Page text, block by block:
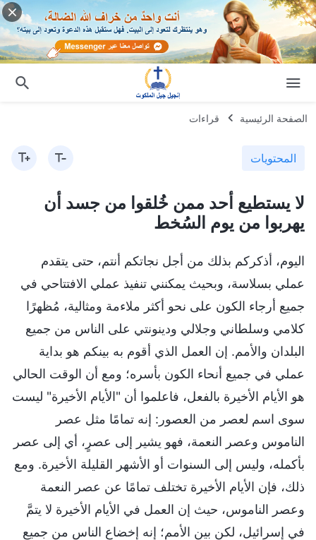
الصفحة الرئيسية قراءات
المحتويات
لا يستطيع أحد ممن خُلقوا من جسد أن
يهربوا من يوم السُخط
اليوم، أذكركم بذلك من أجل نجاتكم أنتم، حتى يتقدم
عملي بسلاسة، وبحيث يمكنني تنفيذ عملي الافتتاحي في
جميع أرجاء الكون على نحو أكثر ملاءمة ومثالية، مُظهرًا
كلامي وسلطاني وجلالي ودينونتي على الناس من جميع
البلدان والأمم. إن العمل الذي أقوم به بينكم هو بداية
عملي في جميع أنحاء الكون بأسره؛ ومع أن الوقت الحالي
هو الأيام الأخيرة بالفعل، فاعلموا أن "الأيام الأخيرة" ليست
سوى اسم لعصر من العصور: إنه تمامًا مثل عصر
الناموس وعصر النعمة، فهو يشير إلى عصرٍ، أي إلى عصر
بأكمله، وليس إلى السنوات أو الأشهر القليلة الأخيرة. ومع
ذلك، فإن الأيام الأخيرة تختلف تمامًا عن عصر النعمة
وعصر الناموس، حيث إن العمل في الأيام الأخيرة لا يتمَّ
في إسرائيل، لكن بين الأمم؛ إنه إخضاع الناس من جميع